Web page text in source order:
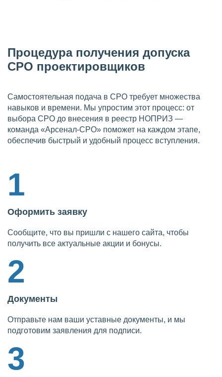
Процедура получения допуска
СРО проектировщиков
Самостоятельная подача в СРО требует множества
навыков и времени. Мы упростим этот процесс: от
выбора СРО до внесения в реестр НОПРИЗ —
команда «Арсенал-СРО» поможет на каждом этапе,
обеспечив быстрый и удобный процесс вступления.
1
Оформить заявку
Сообщите, что вы пришли с нашего сайта, чтобы
получить все актуальные акции и бонусы.
2
Документы
Отправьте нам ваши уставные документы, и мы
подготовим заявления для подписи.
3